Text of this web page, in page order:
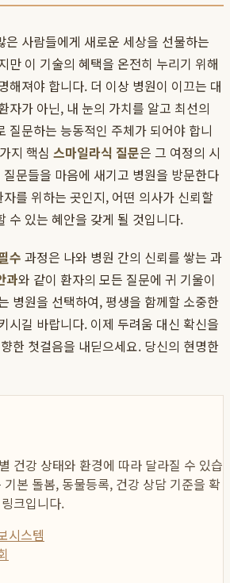
사람들에게 새로운 세상을 선물하는
만 이 기술의 혜택을 온전히 누리기 위해
해져야 합니다. 더 이상 병원이 이끄는 대
자가 아닌, 내 눈의 가치를 알고 최선의
질문하는 능동적인 주체가 되어야 합니
지 핵심 스마일라식 질문은 그 여정의 시
문들을 마음에 새기고 병원을 방문한다
를 위하는 곳인지, 어떤 의사가 신뢰할
수 있는 혜안을 갖게 될 것입니다.
수 과정은 나와 병원 간의 신뢰를 쌓는 과
과와 같이 환자의 모든 질문에 귀 기울이
병원을 선택하여, 평생을 함께할 소중한
시길 바랍니다. 이제 두려움 대신 확신을
한 첫걸음을 내딛으세요. 당신의 현명한
건강 상태와 환경에 따라 달라질 수 있습
본 돌봄, 동물등록, 건강 상담 기준을 확
크입니다.
시스템